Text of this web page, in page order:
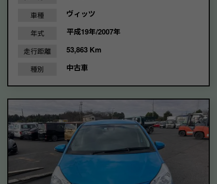
車種 ヴィッツ
年式 平成19年/2007年
走行距離 53,863 Km
種別 中古車